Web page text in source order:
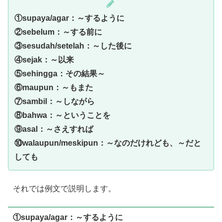
①supaya/agar：～するように
②sebelum：～する前に
③sesudah/setelah：～した後に
④sejak：～以来
⑤sehingga：その結果～
⑥maupun：～もまた
⑦sambil：～しながら
⑧bahwa：～ということを
⑨asal：～さえすれば
⑩walaupun/meskipun：～なのだけれども、～だと
しても
それでは例文で説明します。
①supaya/agar：～するように